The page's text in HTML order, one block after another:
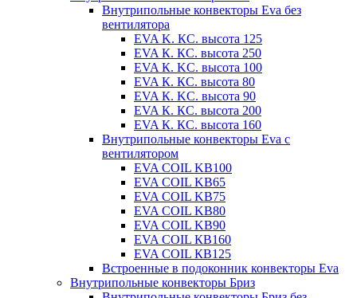
Внутрипольные конвекторы Eva без
вентилятора
EVA K. КС. высота 125
EVA К. КС. высота 250
EVA К. KС. высота 100
EVA К. КС. высота 80
EVA К. KC. высота 90
EVA К. КС. высота 200
EVA К. КС. высота 160
Внутрипольные конвекторы Eva с
вентилятором
EVA COIL KB100
EVA COIL KB65
EVA COIL KB75
EVA COIL KB80
EVA COIL KB90
EVA COIL КВ160
EVA COIL КВ125
Встроенные в подоконник конвекторы Eva
Внутрипольные конвекторы Бриз